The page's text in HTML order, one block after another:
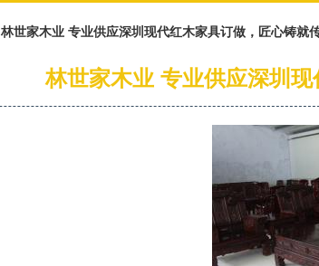
林世家木业 专业供应深圳现代红木家具订做，匠心铸就
林世家木业 专业供应深圳